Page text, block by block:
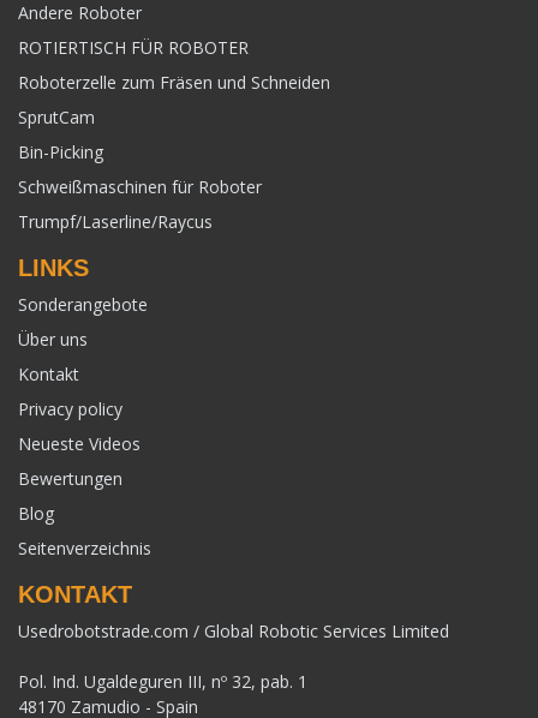
Andere Roboter
ROTIERTISCH FÜR ROBOTER
Roboterzelle zum Fräsen und Schneiden
SprutCam
Bin-Picking
Schweißmaschinen für Roboter
Trumpf/Laserline/Raycus
LINKS
Sonderangebote
Über uns
Kontakt
Privacy policy
Neueste Videos
Bewertungen
Blog
Seitenverzeichnis
KONTAKT
Usedrobotstrade.com / Global Robotic Services Limited
Pol. Ind. Ugaldeguren III, nº 32, pab. 1
48170 Zamudio - Spain